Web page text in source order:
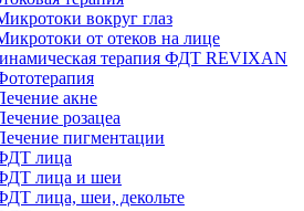
вокруг глаз
от отеков на лице
терапия ФДТ REVIXAN
акне
розацеа
пигментации
лица
лица и шеи
лица, шеи, декольте